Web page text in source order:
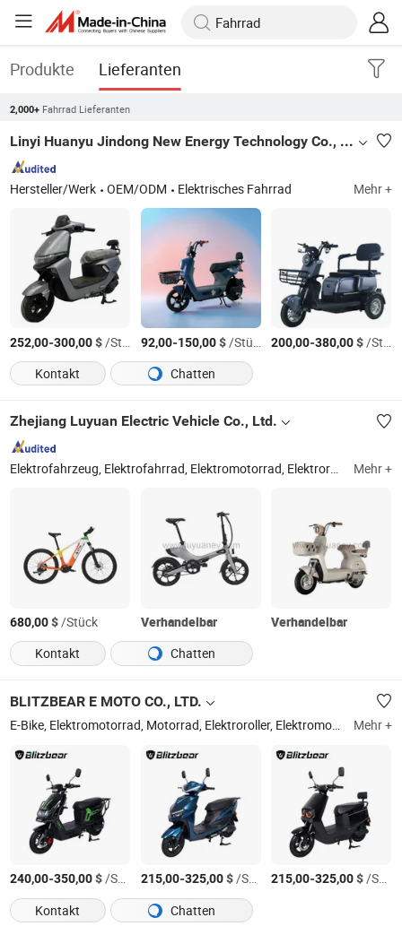
Produkte Lieferanten
2,000+ Fahrrad Lieferanten
Linyi Huanyu Jindong New Energy Technology Co., Ltd.
Hersteller/Werk OEM/ODM Elektrisches Fahrrad Mehr +
252,00-300,00$/Stück 92,00-150,00$/Stück 200,00-380,00$/Stück
Kontakt
Chatten
Zhejiang Luyuan Electric Vehicle Co., Ltd.
Elektrofahrzeug, Elektrofahrrad, Elektromotorrad, Elektroroller, E-Bike, E-Fahrrad, E-Roller, E-Fahrzeug, E-Motorrad Mehr +
680,00$/Stück Verhandelbar
Verhandelbar
Kontakt
Chatten
BLITZBEAR E MOTO CO., LTD.
E-Bike, Elektromotorrad, Motorrad, Elektroroller, Elektromotorrad, Elektrisches Dreirad, Elektrorad, Elektrofahrzeug, Elektroroller Mehr +
240,00-350,00$/Satz 215,00-325,00$/Satz 215,00-325,00$/Satz
Kontakt
Chatten